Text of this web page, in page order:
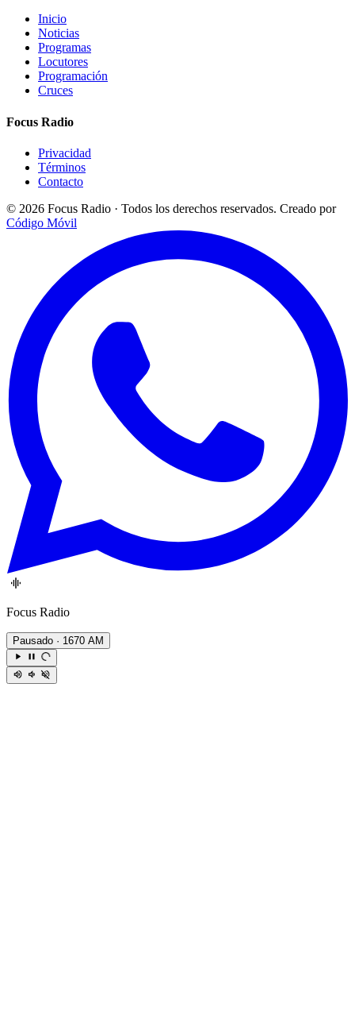
Inicio
Noticias
Programas
Locutores
Programación
Cruces
Focus Radio
Privacidad
Términos
Contacto
© 2026 Focus Radio · Todos los derechos reservados. Creado por
Código Móvil
Focus Radio
Pausado · 1670 AM